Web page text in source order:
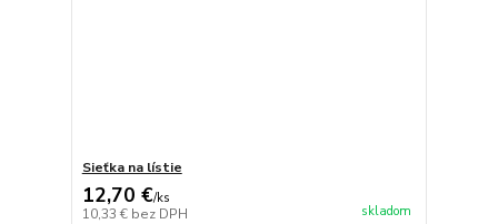
Sieťka na lístie
12,70 €/ks
10,33 € bez DPH skladom